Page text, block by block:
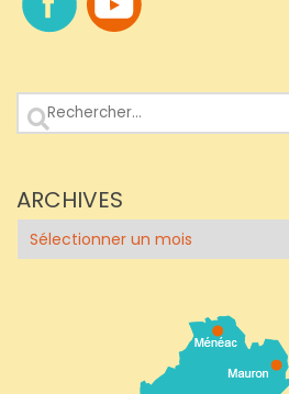
Rechercher :
ARCHIVES
Archives